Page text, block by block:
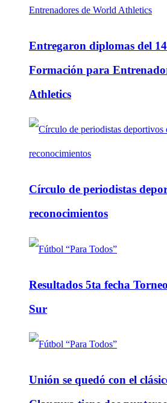
Entregaron diplomas del
Formación para
Athletics
Círculo de periodistas
reconocimientos
Resultados 5ta fecha
Sur
Unión se quedó con el